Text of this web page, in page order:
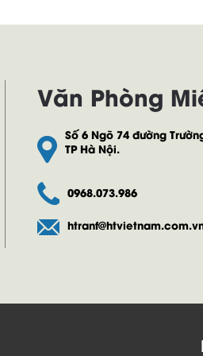
Văn Phòng
Số 6 Ngõ 74 đường
TP Hà Nội.
0968.073.986